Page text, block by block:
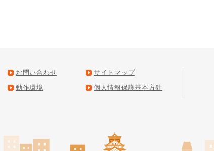
お問い合わせ サイトマップ
動作環境 個人情報保護基本方針